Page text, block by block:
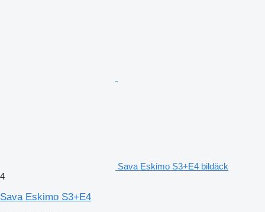
Sava Eskimo S3+E4 bildäck
4
Sava Eskimo S3+E4